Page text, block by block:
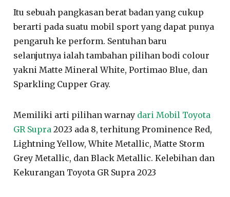
Itu sebuah pangkasan berat badan yang cukup
berarti pada suatu mobil sport yang dapat punya
pengaruh ke perform. Sentuhan baru
selanjutnya ialah tambahan pilihan bodi colour
yakni Matte Mineral White, Portimao Blue, dan
Sparkling Cupper Gray.
Memiliki arti pilihan warnay dari Mobil Toyota
GR Supra 2023 ada 8, terhitung Prominence Red,
Lightning Yellow, White Metallic, Matte Storm
Grey Metallic, dan Black Metallic. Kelebihan dan
Kekurangan Toyota GR Supra 2023